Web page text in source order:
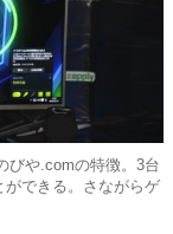
びや.comの特徴。3台
ができる。さながらゲ